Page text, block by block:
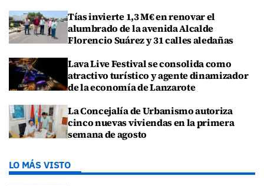
Tías invierte 1,3 M€ en renovar el
alumbrado de la avenida Alcalde
Florencio Suárez y 31 calles aledañas
Lava Live Festival se consolida como
atractivo turístico y agente dinamizador
de la economía de Lanzarote
La Concejalía de Urbanismo autoriza
cinco nuevas viviendas en la primera
semana de agosto
LO MÁS VISTO